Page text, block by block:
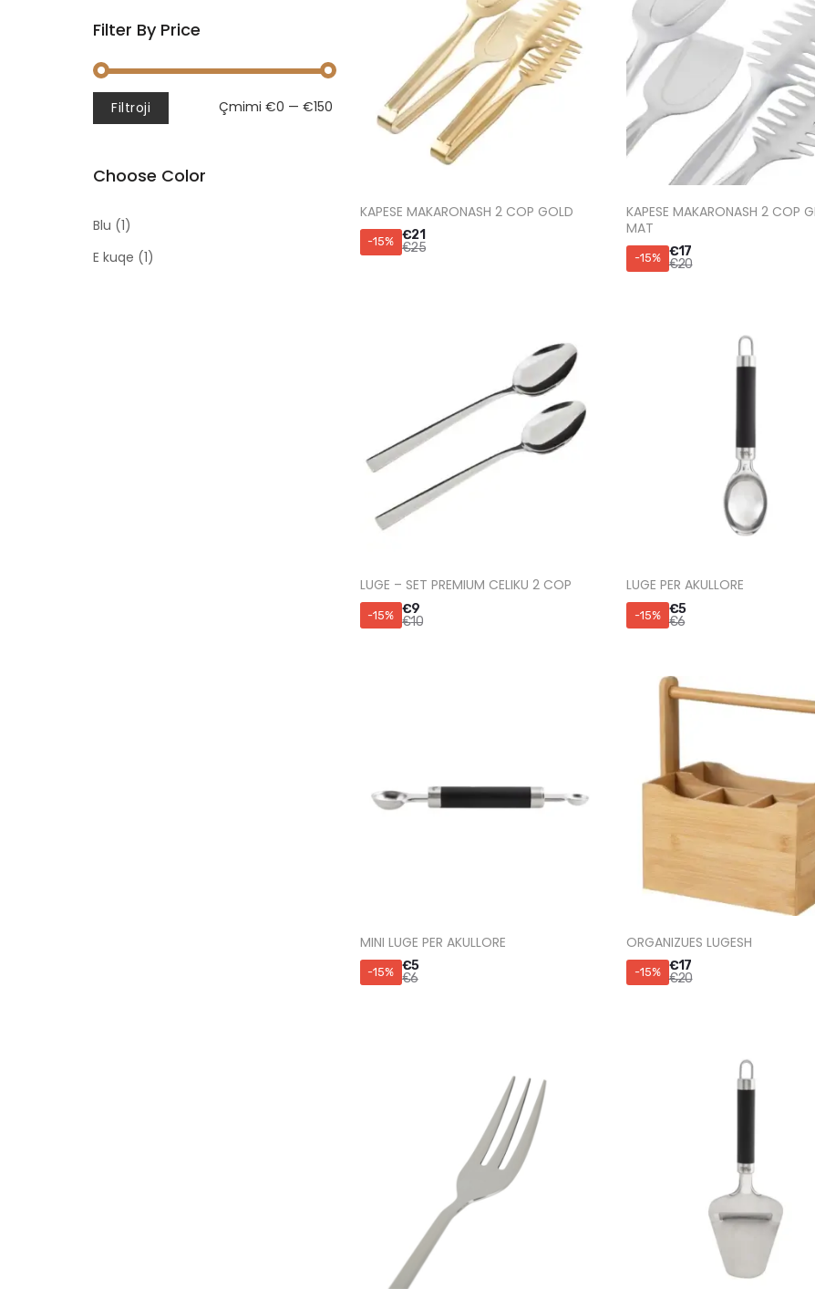
Filter By Price
Çmimi
Çmimi
Filtroji Çmimi €0 — €150
Choose Color
Blu (1)
E kuqe (1)
KAPESE MAKARONASH 2 COP GOLD
-15% €21
€25
KAPESE MAKARONASH 2 COP
MAT
-15% €17
€20
LUGE – SET PREMIUM CELIKU 2 COP
-15% €9
€10
LUGE PER AKULLORE
-15% €5
€6
MINI LUGE PER AKULLORE
-15% €5
€6
ORGANIZUES LUGESH
-15% €17
€20